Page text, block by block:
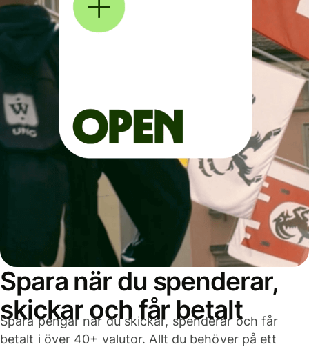
Spara när du spenderar,
skickar och får betalt
Spara pengar när du skickar, spenderar och får
betalt i över 40+ valutor. Allt du behöver på ett